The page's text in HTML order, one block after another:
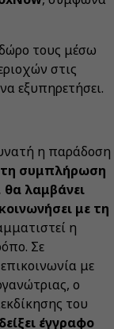
τους μέσω
στις
εξυπηρετήσει.
η παράδοση
τη συμπλήρωση
λαμβάνει
με τη
η
Σε
με
ο
του
έγγραφο